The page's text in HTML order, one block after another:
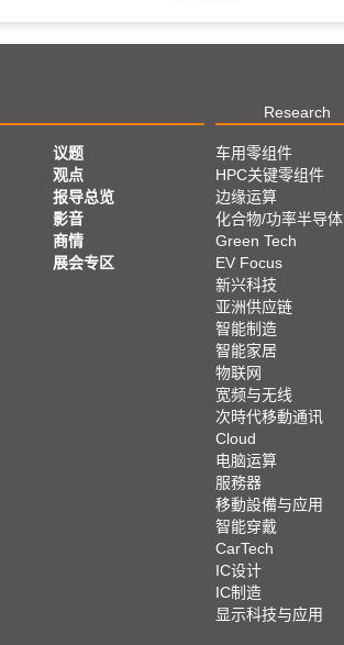
Research
议题
观点
报导总览
影音
商情
展会专区
车用零组件
HPC关键零组件
边缘运算
化合物/功率半导体
Green Tech
EV Focus
新兴科技
亚洲供应链
智能制造
智能家居
物联网
宽频与无线
次時代移動通讯
Cloud
电脑运算
服務器
移動設備与应用
智能穿戴
CarTech
IC设计
IC制造
显示科技与应用